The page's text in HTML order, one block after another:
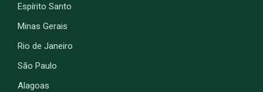
Espírito Santo
Minas Gerais
Rio de Janeiro
São Paulo
Alagoas